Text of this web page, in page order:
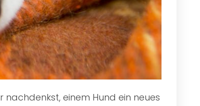
einem Hund ein neues